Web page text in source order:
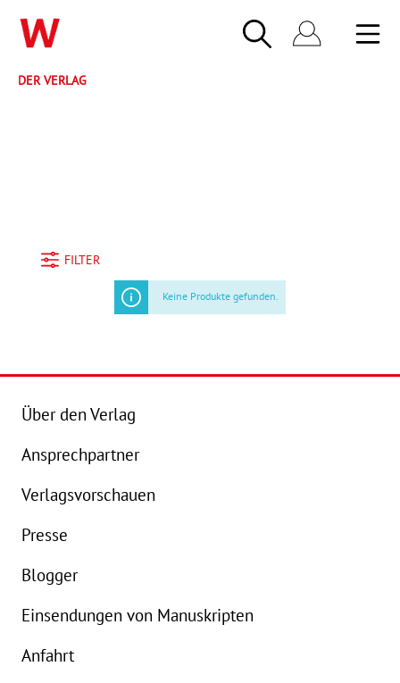
DER VERLAG
FILTER
Keine Produkte gefunden.
Über den Verlag
Ansprechpartner
Verlagsvorschauen
Presse
Blogger
Einsendungen von Manuskripten
Anfahrt